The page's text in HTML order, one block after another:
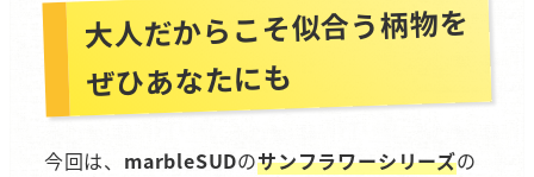
大人だからこそ似合う柄物を
ぜひあなたにも
今回は、 marbleSUDのサンフラワーシリーズの